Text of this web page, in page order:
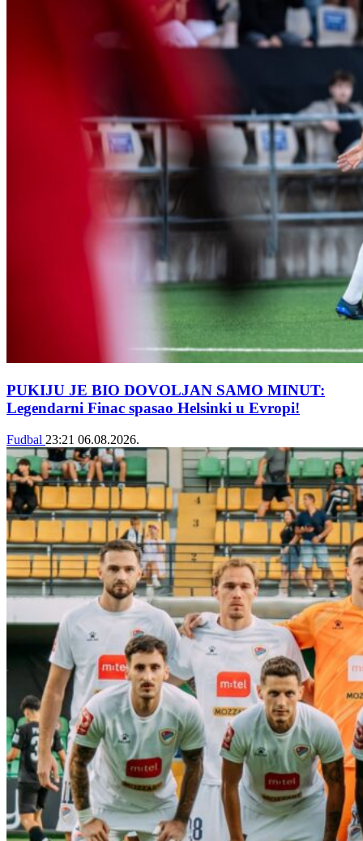
PUKIJU JE BIO DOVOLJAN SAMO MINUT:
Legendarni Finac spasao Helsinki u Evropi!
Fudbal 23:21 06.08.2026.